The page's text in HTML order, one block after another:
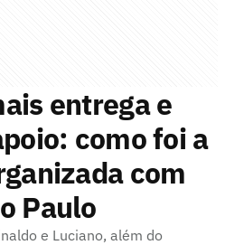
entrega e
como foi a
com
Paulo
e Luciano, além do